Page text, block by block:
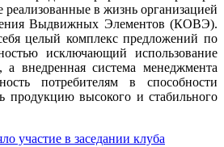
в жизнь организацией
Выдвижных Элементов (КОВЭ).
целый комплекс предложений по
исключающий использование
внедренная система менеджмента
потребителям в способности
продукцию высокого и стабильного